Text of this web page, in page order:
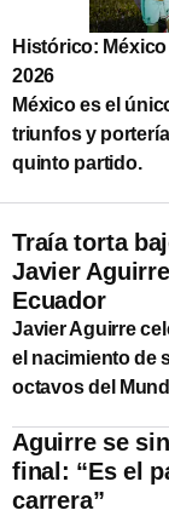
Histórico:
2026
México es el
triunfos y
quinto partido.
Traía torta
Javier
Ecuador
Javier Aguirre
el nacimiento de
octavos del
Aguirre se
final: “Es el
carrera”